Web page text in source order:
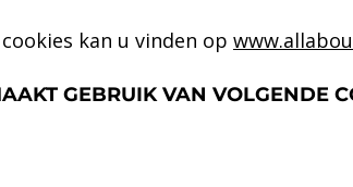
kan u vinden op
GEBRUIK VAN VOLGENDE